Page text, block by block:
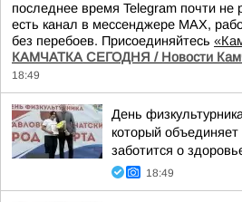
последнее время Telegram почти не
есть канал в мессенджере MAX,
без перебоев. Присоединяйтесь
КАМЧАТКА СЕГОДНЯ / Новости
18:49
День
который объединяет
заботится о
18:49